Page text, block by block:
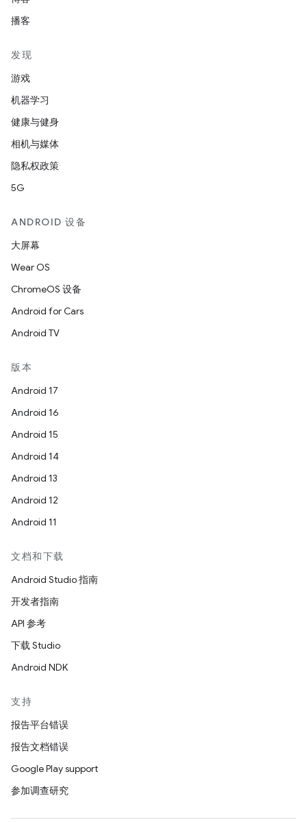
播客
发现
游戏
机器学习
健康与健身
相机与媒体
隐私权政策
5G
ANDROID 设备
大屏幕
Wear OS
ChromeOS 设备
Android for Cars
Android TV
版本
Android 17
Android 16
Android 15
Android 14
Android 13
Android 12
Android 11
文档和下载
Android Studio 指南
开发者指南
API 参考
下载 Studio
Android NDK
支持
报告平台错误
报告文档错误
Google Play support
参加调查研究